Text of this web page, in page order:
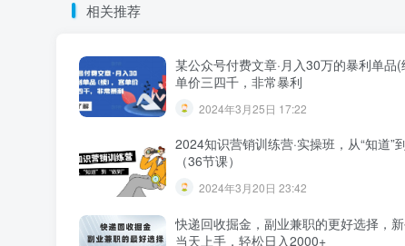
相关推荐
某公众号付费文章·月入30万的暴利单品
单价三四千，非常暴利
2024年3月25日 17:22
2024知识营销训练营·实操班，从“知道”
（36节课）
2024年3月20日 23:42
快递回收掘金，副业兼职的更好选择，
当天上手，轻松日入2000+